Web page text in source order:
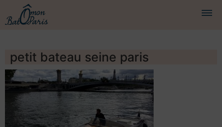
BATEAUX
CROISIÈRES
SERVICES
PRESTATIONS
petit bateau seine paris